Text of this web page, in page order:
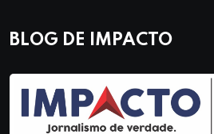
BLOG DE IMPACTO